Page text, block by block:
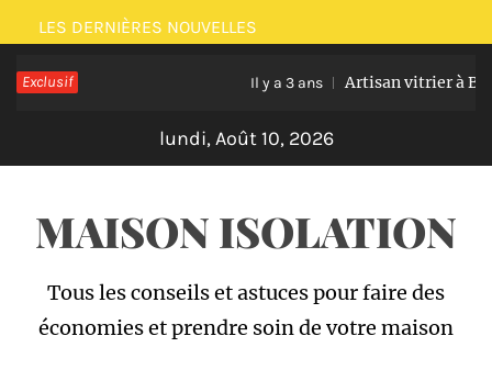
Passer
au
contenu
LES DERNIÈRES NOUVELLES
Exclusif Il y a 3 ans Artisan vitrier à
lundi, Août 10, 2026
MAISON ISOLATION
Tous les conseils et astuces pour faire des
économies et prendre soin de votre maison